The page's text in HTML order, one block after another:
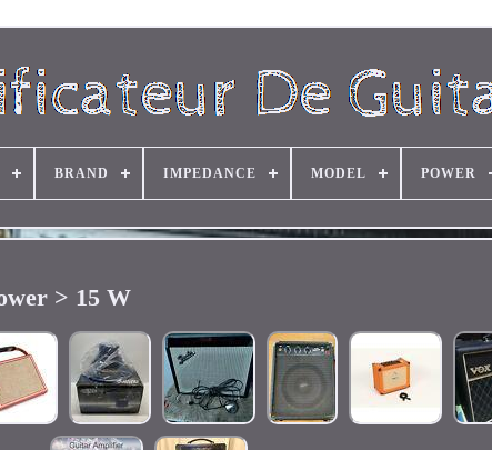
BRAND IMPEDANCE MODEL POWER
> 15 W